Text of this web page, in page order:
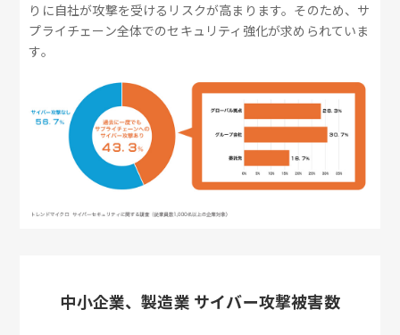
りに自社が攻撃を受けるリスクが高まります。そのため、サ
プライチェーン全体でのセキュリティ強化が求められていま
す。
中小企業、製造業 サイバー攻撃被害数